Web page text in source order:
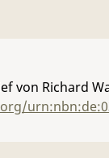
von Richard